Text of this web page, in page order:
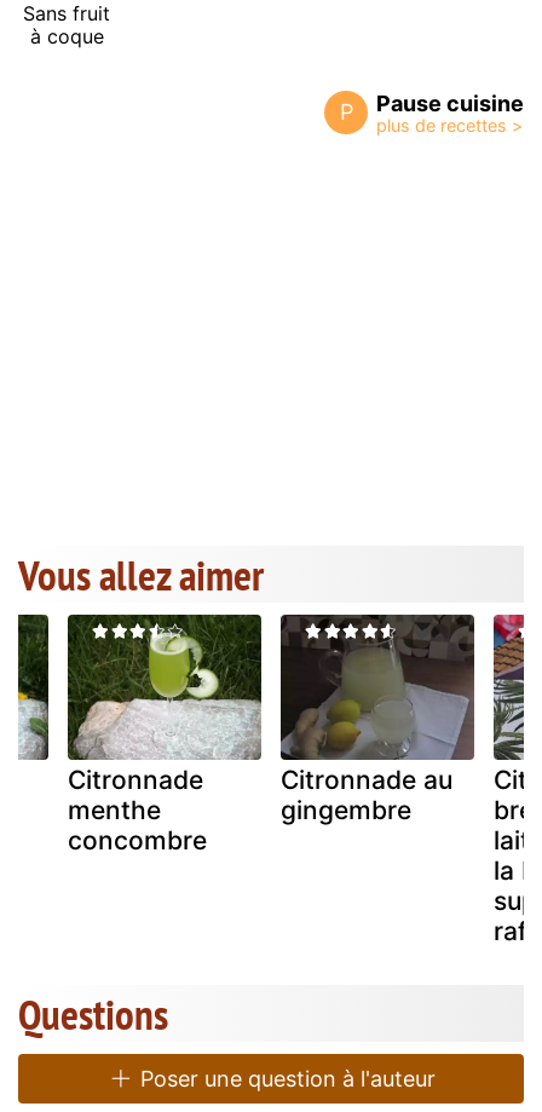
Sans fruit
à coque
P Pause cuisine
Vous allez aimer
Citronnade
menthe
concombre
Citronnade au
gingembre
lait
la
Questions
Poser une question à l'auteur